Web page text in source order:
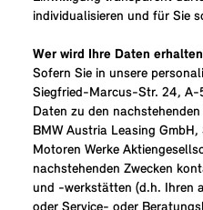
individualisieren und für Sie
Wer wird Ihre Daten
Sofern Sie in unsere
Siegfried-Marcus-Str. 24, A-
Daten zu den
BMW Austria Leasing
Motoren Werke
nachstehenden Zwecken
und -werkstätten (d.h. Ihren